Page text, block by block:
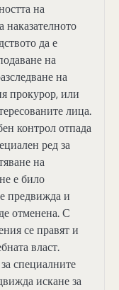
на
наказателното
да е
на
на
прокурор, или
лица.
контрол отпада
ред за
на
е било
предвижда и
отменена. С
се правят и
власт.
специалните
искане за